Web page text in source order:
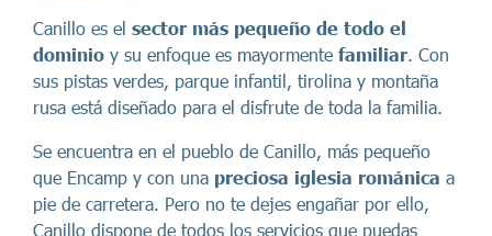
Canillo es el sector más pequeño de todo el
dominio y su enfoque es mayormente familiar. Con
sus pistas verdes, parque infantil, tirolina y montaña
rusa está diseñado para el disfrute de toda la familia.
Se encuentra en el pueblo de Canillo, más pequeño
que Encamp y con una preciosa iglesia románica a
pie de carretera. Pero no te dejes engañar por ello,
Canillo dispone de todos los servicios que puedas